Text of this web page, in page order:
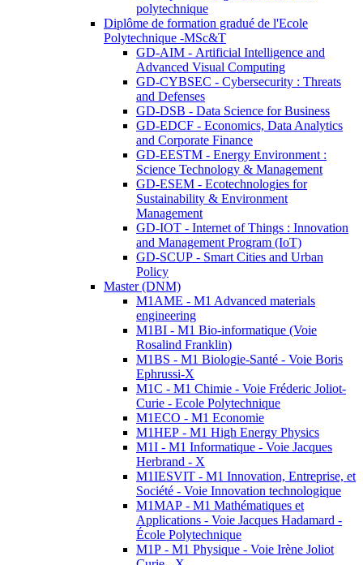
polytechnique
Diplôme de formation gradué de l'Ecole
Polytechnique -MSc&T
GD-AIM - Artificial Intelligence and
Advanced Visual Computing
GD-CYBSEC - Cybersecurity : Threats
and Defenses
GD-DSB - Data Science for Business
GD-EDCF - Economics, Data Analytics
and Corporate Finance
GD-EESTM - Energy Environment :
Science Technology & Management
GD-ESEM - Ecotechnologies for
Sustainability & Environment
Management
GD-IOT - Internet of Things : Innovation
and Management Program (IoT)
GD-SCUP - Smart Cities and Urban
Policy
Master (DNM)
M1AME - M1 Advanced materials
engineering
M1BI - M1 Bio-informatique (Voie
Rosalind Franklin)
M1BS - M1 Biologie-Santé - Voie Boris
Ephrussi-X
M1C - M1 Chimie - Voie Fréderic Joliot-
Curie - Ecole Polytechnique
M1ECO - M1 Economie
M1HEP - M1 High Energy Physics
M1I - M1 Informatique - Voie Jacques
Herbrand - X
M1IESVIT - M1 Innovation, Entreprise, et
Société - Voie Innovation technologique
M1MAP - M1 Mathématiques et
Applications - Voie Jacques Hadamard -
École Polytechnique
M1P - M1 Physique - Voie Irène Joliot